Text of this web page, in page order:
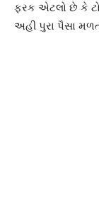
ફરક એટલો છે કે
અહી પુરા પૈસા